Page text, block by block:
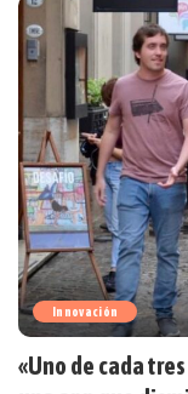
Innovación
«Uno de cada